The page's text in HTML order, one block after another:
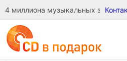
4 миллиона музыкальных записей